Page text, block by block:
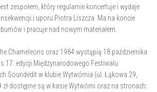
zespołem, który regularnie koncertuje i wydaje
i uporu Piotra Liszcza. Ma na koncie
i pracuje nad nowym materiałem.
Chameleons oraz 1984 wystąpią 18 października
17. edycji Międzynarodowego Festiwalu
Soundedit w klubie Wytwórnia (ul. Łąkowa 29,
zł dostępne są w kasie Wytwórni oraz na stronach: